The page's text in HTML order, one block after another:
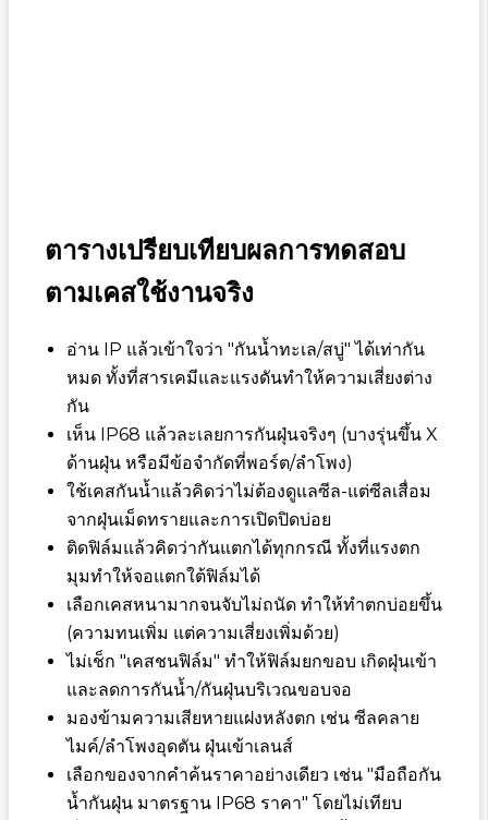
ตารางเปรียบเทียบผลการทดสอบ
ตามเคสใช้งานจริง
อ่าน IP แล้วเข้าใจว่า "กันน้ำทะเล/สบู่" ได้เท่ากัน
หมด ทั้งที่สารเคมีและแรงดันทำให้ความเสี่ยงต่าง
กัน
เห็น IP68 แล้วละเลยการกันฝุ่นจริงๆ (บางรุ่นขึ้น X
ด้านฝุ่น หรือมีข้อจำกัดที่พอร์ต/ลำโพง)
ใช้เคสกันน้ำแล้วคิดว่าไม่ต้องดูแลซีล-แต่ซีลเสื่อม
จากฝุ่นเม็ดทรายและการเปิดปิดบ่อย
ติดฟิล์มแล้วคิดว่ากันแตกได้ทุกกรณี ทั้งที่แรงตก
มุมทำให้จอแตกใต้ฟิล์มได้
เลือกเคสหนามากจนจับไม่ถนัด ทำให้ทำตกบ่อยขึ้น
(ความทนเพิ่ม แต่ความเสี่ยงเพิ่มด้วย)
ไม่เช็ก "เคสชนฟิล์ม" ทำให้ฟิล์มยกขอบ เกิดฝุ่นเข้า
และลดการกันน้ำ/กันฝุ่นบริเวณขอบจอ
มองข้ามความเสียหายแฝงหลังตก เช่น ซีลคลาย
ไมค์/ลำโพงอุดตัน ฝุ่นเข้าเลนส์
เลือกของจากคำค้นราคาอย่างเดียว เช่น "มือถือกัน
น้ำกันฝุ่น มาตรฐาน IP68 ราคา" โดยไม่เทียบ